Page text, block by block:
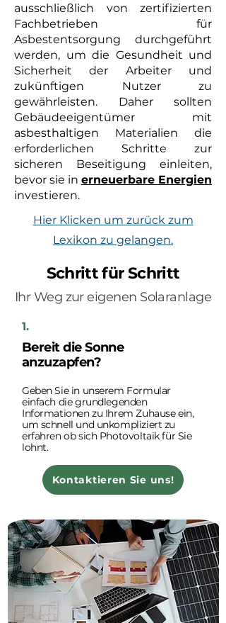
ausschließlich von zertifizierten
Fachbetrieben für
Asbestentsorgung durchgeführt
werden, um die Gesundheit und
Sicherheit der Arbeiter und
zukünftigen Nutzer zu
gewährleisten. Daher sollten
Gebäudeeigentümer mit
asbesthaltigen Materialien die
erforderlichen Schritte zur
sicheren Beseitigung einleiten,
bevor sie in erneuerbare Energien
investieren.
Hier Klicken um zurück zum
Lexikon zu gelangen.
Schritt für Schritt
Ihr Weg zur eigenen Solaranlage
1.
Bereit die Sonne
anzuzapfen?
Geben Sie in unserem Formular
einfach die grundlegenden
Informationen zu Ihrem Zuhause ein,
um schnell und unkompliziert zu
erfahren ob sich Photovoltaik für Sie
lohnt.
Kontaktieren Sie uns!